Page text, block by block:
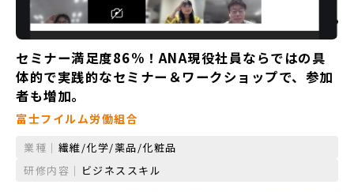
セミナー満足度86%！ANA現役社員ならではの具
体的で実践的なセミナー＆ワークショップで、参加
者も増加。
富士フイルム労働組合
業種｜ 繊維/化学/薬品/化粧品
研修内容｜ ビジネススキル